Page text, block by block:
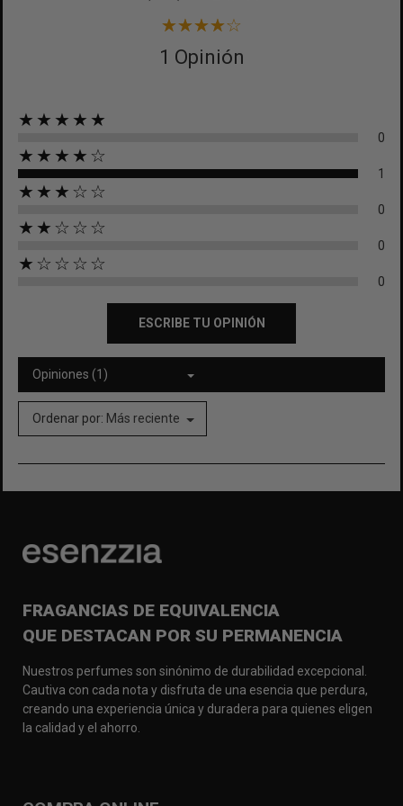
1 Opinión
★★★★★
0
★★★★☆
1
★★★☆☆
0
★★☆☆☆
0
★☆☆☆☆
0
ESCRIBE TU OPINIÓN
Opiniones (1)
Ordenar por: Más reciente
FRAGANCIAS DE EQUIVALENCIA
QUE DESTACAN POR SU PERMANENCIA
Nuestros perfumes son sinónimo de durabilidad excepcional.
Cautiva con cada nota y disfruta de una esencia que perdura,
creando una experiencia única y duradera para quienes eligen
la calidad y el ahorro.